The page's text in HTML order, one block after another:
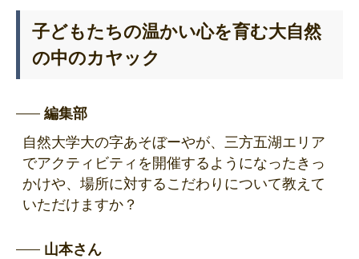
子どもたちの温かい心を育む大自然
の中のカヤック
編集部
自然大学大の字あそぼーやが、三方五湖エリア
でアクティビティを開催するようになったきっ
かけや、場所に対するこだわりについて教えて
いただけますか？
山本さん